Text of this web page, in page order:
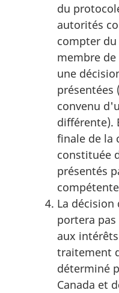
du
autorités
compter du
membre
une
présentées
convenu
différente).
finale de la
constituée
présentés
La
portera
aux
traitement
déterminé
Canada et